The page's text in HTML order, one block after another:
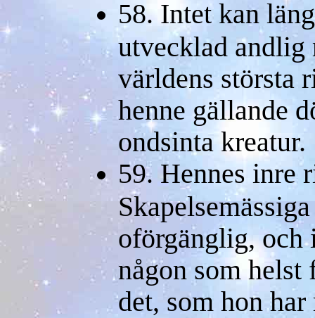
58. Intet kan
utvecklad andlig
världens största
henne gällande
ondsinta kreatur.
59. Hennes inre
oförgänglig, och
någon som
det, som hon